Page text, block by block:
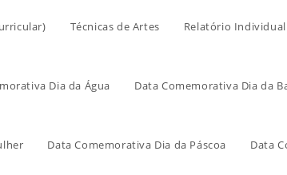
Técnicas de Artes Relatório Individual
Dia da Água Data Comemorativa Dia da
Data Comemorativa Dia da Páscoa Data